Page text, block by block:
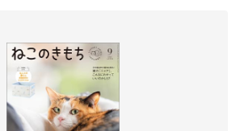
が多いのだそう（笑） くろすけちゃんを見
しい」 と飼い主さんは話してくれました。